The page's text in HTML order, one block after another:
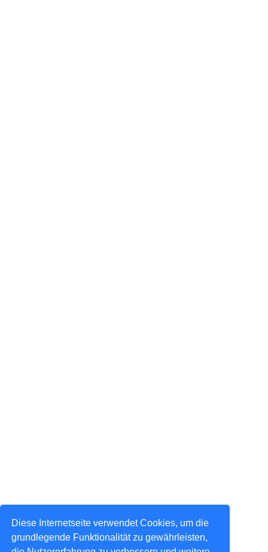
Diese Internetseite verwendet Cookies, um die
grundlegende Funktionalität zu gewährleisten,